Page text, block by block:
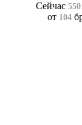
Сейчас
от 104